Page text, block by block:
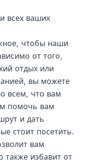
всех ваших
чтобы наши
от того,
отдых или
вы можете
всем, что вам
помочь вам
и дать
стоит посетить.
вам
также избавит от